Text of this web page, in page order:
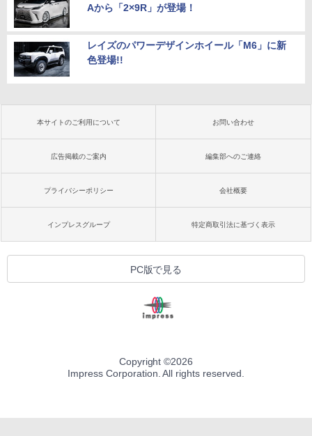
Aから「2×9R」が登場！
レイズのパワーデザインホイール「M6」に新
色登場!!
本サイトのご利用について お問い合わせ
広告掲載のご案内 編集部へのご連絡
プライバシーポリシー 会社概要
インプレスグループ 特定商取引法に基づく表示
PC版で見る
Copyright ©2026
Impress Corporation. All rights reserved.